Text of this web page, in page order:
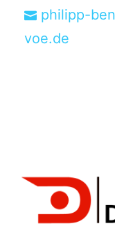
philipp-
voe.de